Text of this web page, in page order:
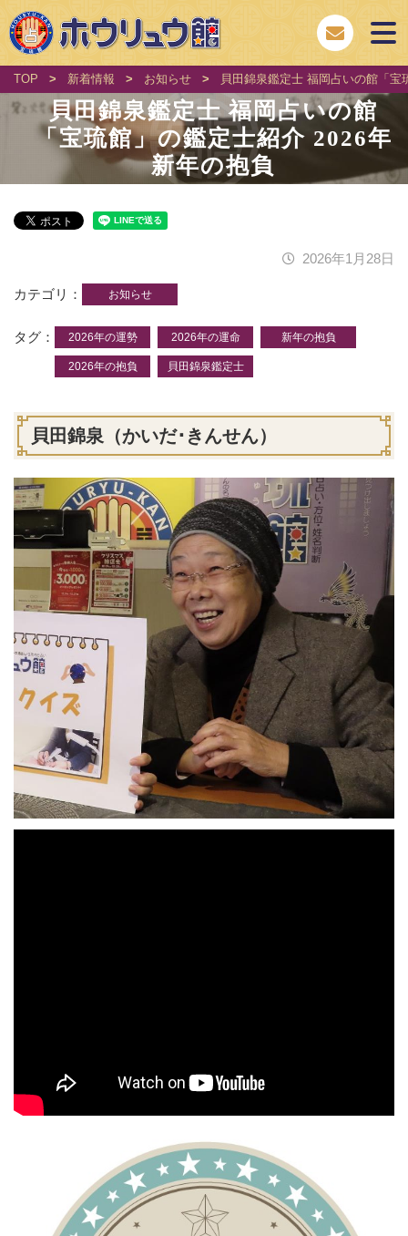
TOP > 新着情報 > お知らせ > 貝田錦泉鑑定士 福岡占いの館「
貝田錦泉鑑定士 福岡占いの館
「宝琉館」の鑑定士紹介 2026年
新年の抱負
2026年1月28日
カテゴリ お知らせ
タグ 2026年の運勢 2026年の運命 新年の抱負
2026年の抱負 貝田錦泉鑑定士
貝田錦泉（かいだ･きんせん）